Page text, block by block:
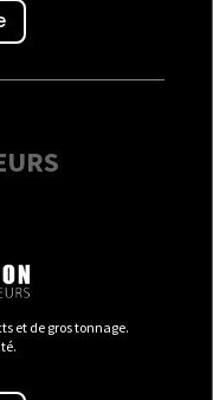
et de gros tonnage.